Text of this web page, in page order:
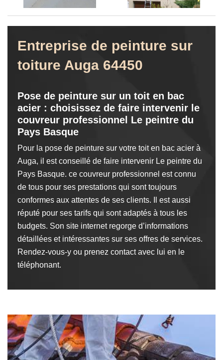
Entreprise de peinture sur
toiture Auga 64450
Pose de peinture sur un toit en bac
acier : choisissez de faire intervenir le
couvreur professionnel Le peintre du
Pays Basque
Pour la pose de peinture sur votre toit en bac acier à
Auga, il est conseillé de faire intervenir Le peintre du
Pays Basque. ce couvreur professionnel est connu
de tous pour ses prestations qui sont toujours
conformes aux attentes de ses clients. Il est aussi
réputé pour ses tarifs qui sont adaptés à tous les
budgets. Son site internet regorge d’informations
détaillées et intéressantes sur ses offres de services.
Rendez-vous-y ou prenez contact avec lui en le
téléphonant.